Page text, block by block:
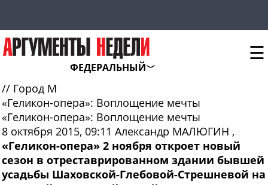
ФЕДЕРАЛЬНЫЙ
☰
// Город М
«Геликон-опера»: Воплощение мечты
«Геликон-опера»: Воплощение мечты
8 октября 2015, 09:11 Александр МАЛЮГИН ,
«Геликон-опера» 2 ноября откроет новый
сезон в отреставрированном здании бывшей
усадьбы Шаховской-Глебовой-Стрешневой на